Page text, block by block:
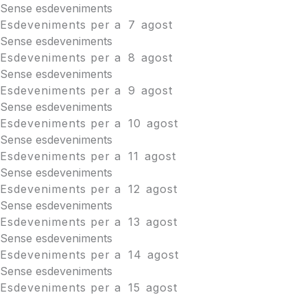
Sense esdeveniments
Esdeveniments per a
7 agost
Sense esdeveniments
Esdeveniments per a 8 agost
Sense esdeveniments
Esdeveniments per a 9 agost
Sense esdeveniments
Esdeveniments per a 10 agost
Sense esdeveniments
Esdeveniments per a 11 agost
Sense esdeveniments
Esdeveniments per a 12 agost
Sense esdeveniments
Esdeveniments per a 13 agost
Sense esdeveniments
Esdeveniments per a 14 agost
Sense esdeveniments
Esdeveniments per a 15 agost